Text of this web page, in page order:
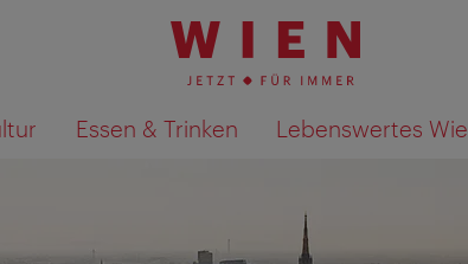
Essen & Trinken Lebenswertes